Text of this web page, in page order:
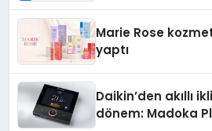
Marie Rose
yaptı
Daikin’den akıllı
dönem: Madoka